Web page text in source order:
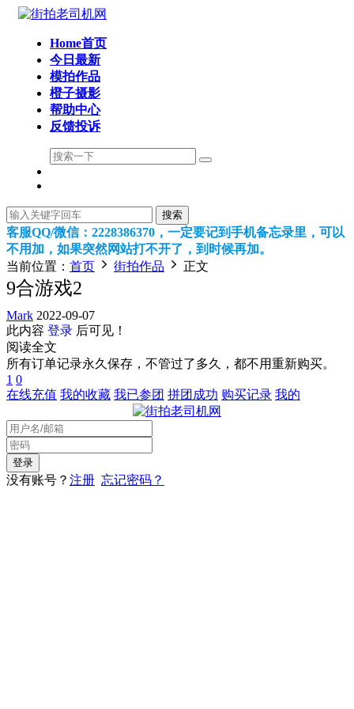
Home首页
今日最新
模拍作品
橙子摄影
帮助中心
反馈投诉
搜索
客服QQ/微信：2228386370，一定要记到手机备忘录里，可以
不用加，如果突然网站打不开了，到时候再加。
当前位置： 首页 街拍作品 正文
9合游戏2
Mark 2022-09-07
此内容 登录 后可见！
阅读全文
所有订单记录永久保存，不管过了多久，都不用重新购买。
1 0
在线充值 我的收藏 我已参团 拼团成功 购买记录 我的
没有账号？ 注册 忘记密码？